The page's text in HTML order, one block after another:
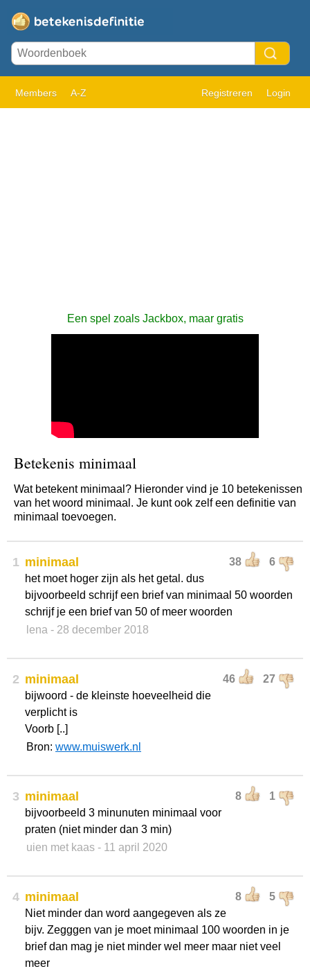
Members A-Z Registreren Login
Een spel zoals Jackbox, maar gratis
Betekenis minimaal
Wat betekent minimaal? Hieronder vind je 10 betekenissen
van het woord minimaal. Je kunt ook zelf een definitie van
minimaal toevoegen.
1 38 6
minimaal
het moet hoger zijn als het getal. dus
bijvoorbeeld schrijf een brief van minimaal 50 woorden
schrijf je een brief van 50 of meer woorden
lena - 28 december 2018
2 46 27
minimaal
bijwoord - de kleinste hoeveelheid die
verplicht is
Voorb [..]
Bron: www.muiswerk.nl
3 8 1
minimaal
bijvoorbeeld 3 minunuten minimaal voor
praten (niet minder dan 3 min)
uien met kaas - 11 april 2020
4 8 5
minimaal
Niet minder dan word aangegeven als ze
bijv. Zegggen van je moet minimaal 100 woorden in je
brief dan mag je niet minder wel meer maar niet veel
meer